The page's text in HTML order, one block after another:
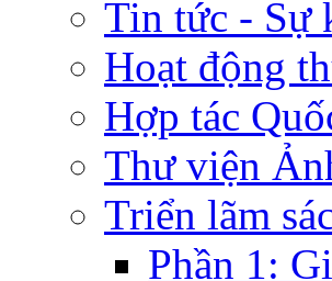
Tin tức - Sự
Hoạt động
Hợp tác
Thư viện
Triển lãm
Phần 1: